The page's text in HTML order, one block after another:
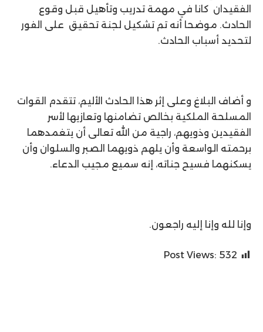
الفقيدان كانا في مهمة تدريب وتأهيل قبل وقوع
الحادث. موضحا أنه تم تشكيل لجنة تحقيق على الفور
لتحديد أسباب الحادث.
و أضاف البلاغ وعلى إثر هذا الحادث الأليم، تتقدم القوات
المسلحة الملكية بخالص تضامنها وتعازيها لأسر
الفقيدين وذويهم، راجية من الله تعالى أن يتغمدهما
برحمته الواسعة وأن يلهم ذويهما الصبر والسلوان وأن
يسكنهما فسيح جناته، إنه سميع مجيب الدعاء.
وإنا لله وإنا إليه راجعون.
Post Views: 532